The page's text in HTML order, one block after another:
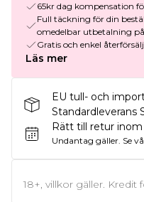
65kr dag kompensation
Full täckning för din
omedelbar utbetalning
Gratis och enkel
Läs mer
EU tull- och
Standardleverans
Rätt till retur
Undantag gäller. Se
18+, villkor gäller. Kredit